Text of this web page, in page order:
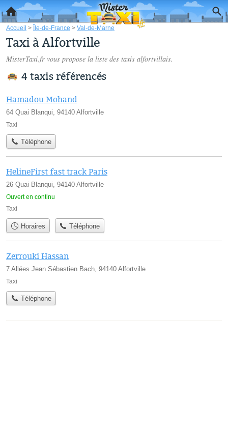
Accueil > Île-de-France > Val-de-Marne
Taxi à Alfortville
MisterTaxi.fr vous propose la liste des taxis alfortvillais.
4 taxis référencés
Hamadou Mohand
64 Quai Blanqui, 94140 Alfortville
Taxi
Téléphone
HelineFirst fast track Paris
26 Quai Blanqui, 94140 Alfortville
Ouvert en continu
Taxi
Horaires Téléphone
Zerrouki Hassan
7 Allées Jean Sébastien Bach, 94140 Alfortville
Taxi
Téléphone